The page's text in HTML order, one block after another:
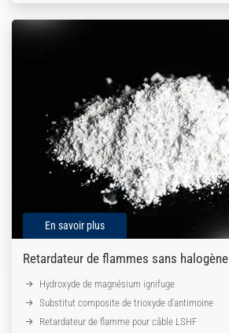
En savoir plus
Retardateur de flammes sans halogène
Hydroxyde de magnésium ignifuge
Substitut composite de trioxyde d'antimoine
Retardateur de flamme pour câble LSHF